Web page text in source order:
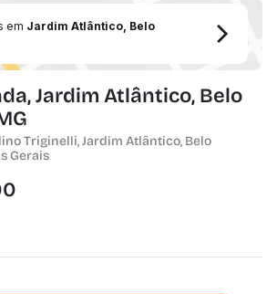
em Jardim Atlântico, Belo
Jardim Atlântico, Belo
Triginelli, Jardim Atlântico, Belo
Gerais